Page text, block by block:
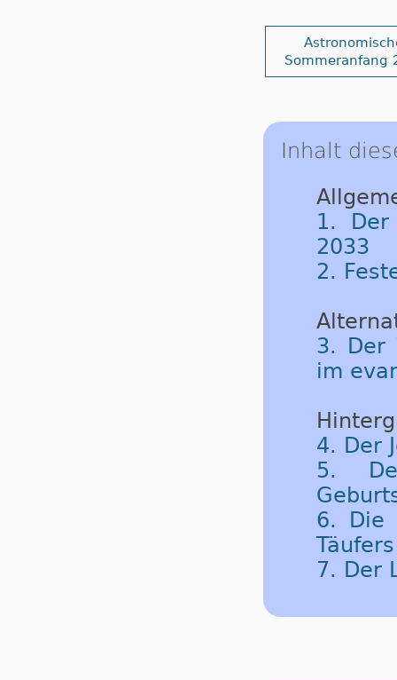
Sommeranfang
Inhalt
1. Der
2033
2.
3. Der
im
4. Der
5.
6. Die
Täufers
7. Der